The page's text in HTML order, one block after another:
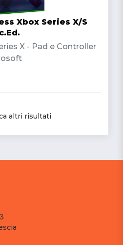
Xbox Series X/S
X - Pad e Controller
altri risultati